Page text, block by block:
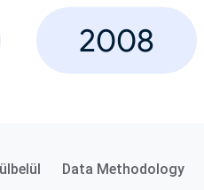
2008
Data Methodology